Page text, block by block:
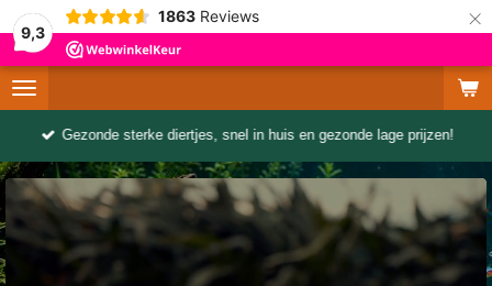
9,3
1863 Reviews ×
Gezonde sterke diertjes, snel in huis en gezonde lage prijzen!